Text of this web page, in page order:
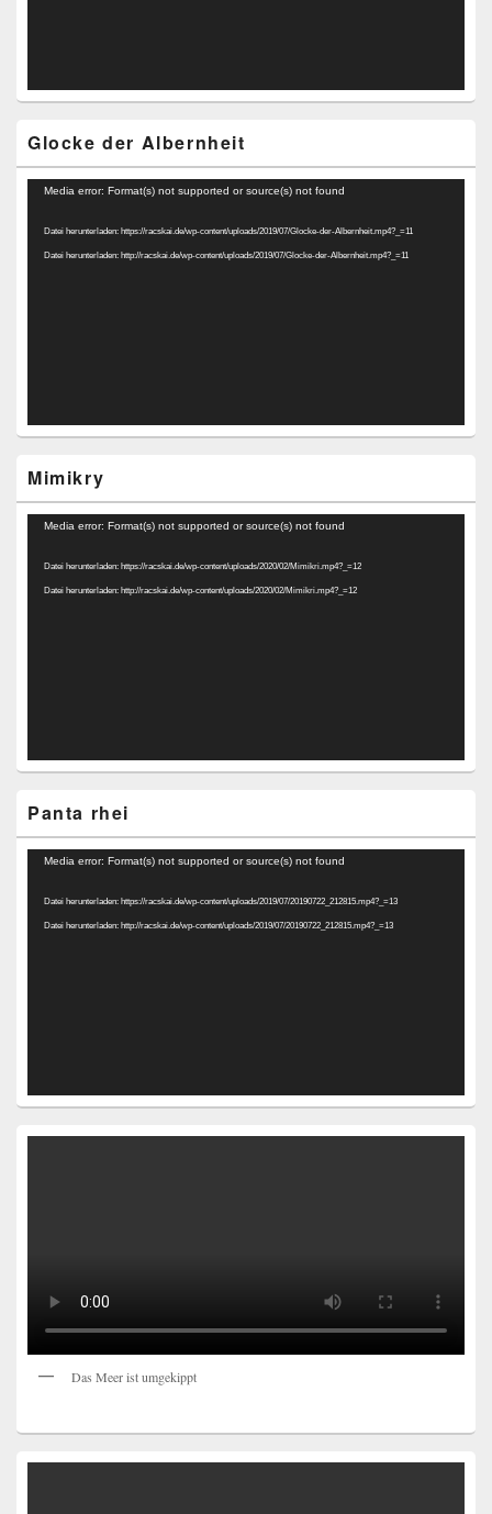
Glocke der Albernheit
Video-
Media error: Format(s) not supported or source(s) not found
Datei herunterladen: https://racskai.de/wp-content/uploads/2019/07/Glocke-der-Albernheit.mp4?_=11
Datei herunterladen: http://racskai.de/wp-content/uploads/2019/07/Glocke-der-Albernheit.mp4?_=11
Mimikry
Video-
Media error: Format(s) not supported or source(s) not found
Datei herunterladen: https://racskai.de/wp-content/uploads/2020/02/Mimikri.mp4?_=12
Datei herunterladen: http://racskai.de/wp-content/uploads/2020/02/Mimikri.mp4?_=12
Panta rhei
Video-
Media error: Format(s) not supported or source(s) not found
Datei herunterladen: https://racskai.de/wp-content/uploads/2019/07/20190722_212815.mp4?_=13
Datei herunterladen: http://racskai.de/wp-content/uploads/2019/07/20190722_212815.mp4?_=13
Das Meer ist umgekippt